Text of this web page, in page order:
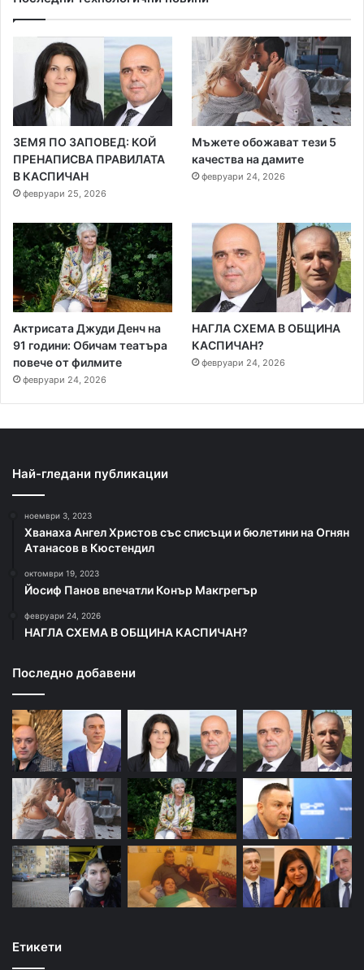
ЗЕМЯ ПО ЗАПОВЕД: КОЙ
ПРЕНАПИСВА ПРАВИЛАТА
В КАСПИЧАН
февруари 25, 2026
Мъжете обожават тези 5
качества на дамите
февруари 24, 2026
Актрисата Джуди Денч на
91 години: Обичам театъра
повече от филмите
февруари 24, 2026
НАГЛА СХЕМА В ОБЩИНА
КАСПИЧАН?
февруари 24, 2026
Най-гледани публикации
ноември 3, 2023
Хванаха Ангел Христов със списъци и бюлетини на Огнян
Атанасов в Кюстендил
октомври 19, 2023
Йосиф Панов впечатли Конър Макгрегър
февруари 24, 2026
НАГЛА СХЕМА В ОБЩИНА КАСПИЧАН?
Последно добавени
Етикети